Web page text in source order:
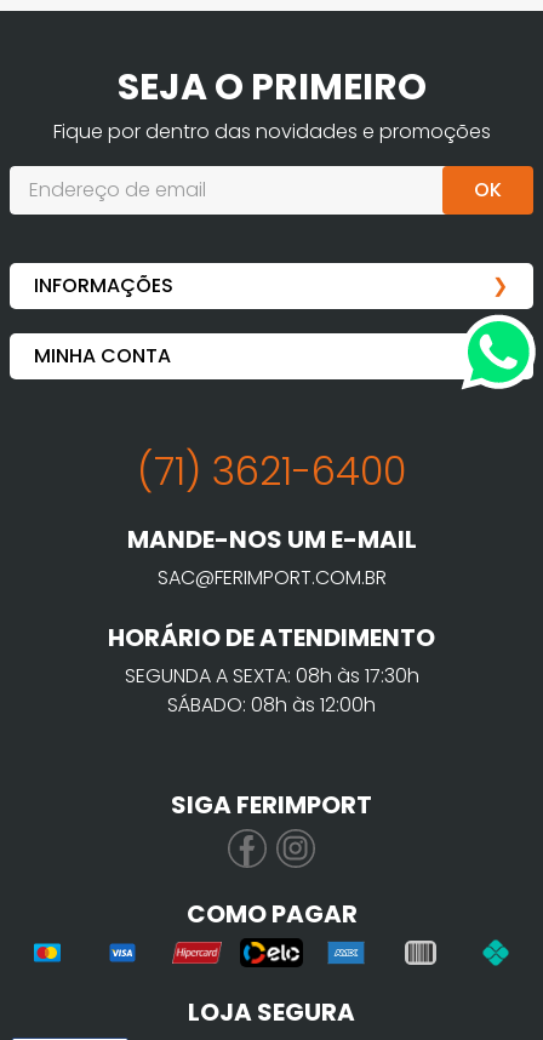
SEJA O PRIMEIRO
Fique por dentro das novidades e promoções
OK
(71) 3621-6400
MANDE-NOS UM E-MAIL
SAC@FERIMPORT.COM.BR
HORÁRIO DE ATENDIMENTO
SEGUNDA A SEXTA: 08h às 17:30h
SÁBADO: 08h às 12:00h
SIGA FERIMPORT
COMO PAGAR
LOJA SEGURA